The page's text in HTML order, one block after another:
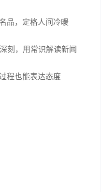
品，定格人间冷暖
刻，用常识解读新闻
程也能表达态度